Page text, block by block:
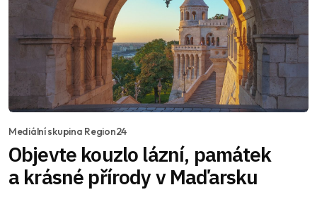
Mediální skupina Region24
Objevte kouzlo lázní, památek
a krásné přírody v Maďarsku